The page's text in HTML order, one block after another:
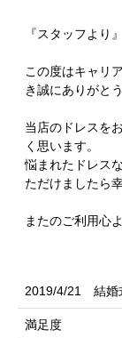
『スタッフより』
この度はキャリ
き誠にありがと
当店のドレスを
く思います。
悩まれたドレス
ただけましたら
またのご利用心
2019/4/21 結婚
満足度